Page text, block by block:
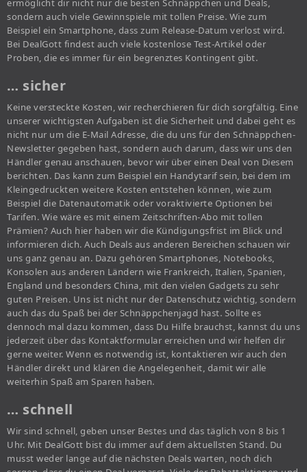
ermöglicht dir nicht nur die besten Schnäppchen und Deals,
sondern auch viele Gewinnspiele mit tollen Preise. Wie zum
Beispiel ein Smartphone, dass zum Release-Datum verlost wird.
Bei DealGott findest auch viele kostenlose Test-Artikel oder
Proben, die es immer für ein begrenztes Kontingent gibt.
… sicher
Keine versteckte Kosten, wir recherchieren für dich sorgfältig. Eine
unserer wichtigsten Aufgaben ist die Sicherheit und dabei geht es
nicht nur um die E-Mail Adresse, die du uns für den Schnäppchen-
Newsletter gegeben hast, sondern auch darum, dass wir uns den
Händler genau anschauen, bevor wir über einen Deal von Diesem
berichten. Das kann zum Beispiel ein Handytarif sein, bei dem im
Kleingedruckten weitere Kosten entstehen können, wie zum
Beispiel die Datenautomatik oder voraktivierte Optionen bei
Tarifen. Wie wäre es mit einem Zeitschriften-Abo mit tollen
Prämien? Auch hier haben wir die Kündigungsfrist im Blick und
informieren dich. Auch Deals aus anderen Bereichen schauen wir
uns ganz genau an. Dazu gehören Smartphones, Notebooks,
Konsolen aus anderen Ländern wie Frankreich, Italien, Spanien,
England und besonders China, mit den vielen Gadgets zu sehr
guten Preisen. Uns ist nicht nur der Datenschutz wichtig, sondern
auch das du Spaß bei der Schnäppchenjagd hast. Sollte es
dennoch mal dazu kommen, dass Du Hilfe brauchst, kannst du uns
jederzeit über das Kontaktformular erreichen und wir helfen dir
gerne weiter. Wenn es notwendig ist, kontaktieren wir auch den
Händler direkt und klären die Angelegenheit, damit wir alle
weiterhin Spaß am Sparen haben.
… schnell
Wir sind schnell, geben unser Bestes und das täglich von 8 bis 1
Uhr. Mit DealGott bist du immer auf dem aktuellsten Stand. Du
musst weder lange auf die nächsten Deals warten, noch dich